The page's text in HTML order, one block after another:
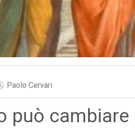
Paolo Cervari
può